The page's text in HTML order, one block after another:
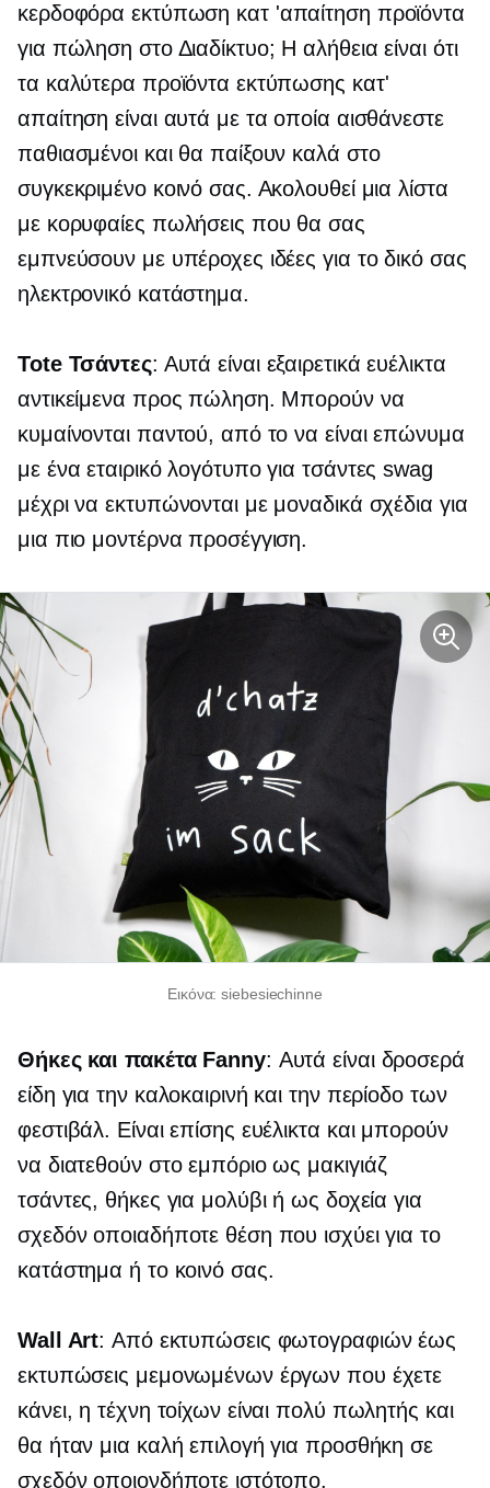
κερδοφόραεκτύπωση κατ 'απαίτηση προϊόντα
για πώληση στο Διαδίκτυο; Η αλήθεια είναι ότι
τα καλύτερα προϊόντα εκτύπωσης κατ'
απαίτηση είναι αυτά με τα οποία αισθάνεστε
παθιασμένοι και θα παίξουν καλά στο
συγκεκριμένο κοινό σας. Ακολουθεί μια λίστα
με κορυφαίες πωλήσεις που θα σας
εμπνεύσουν με υπέροχες ιδέες για το δικό σας
ηλεκτρονικό κατάστημα.
Tote Τσάντες: Αυτά είναι εξαιρετικά ευέλικτα
αντικείμενα προς πώληση. Μπορούν να
κυμαίνονται παντού, από το να είναι επώνυμα
με ένα εταιρικό λογότυπο για τσάντες swag
μέχρι να εκτυπώνονται με μοναδικά σχέδια για
μια πιο μοντέρνα προσέγγιση.
Εικόνα: siebesiechinne
Θήκες και πακέτα Fanny: Αυτά είναι δροσερά
είδη για την καλοκαιρινή και την περίοδο των
φεστιβάλ. Είναι επίσης ευέλικτα και μπορούν
να διατεθούν στο εμπόριο ως μακιγιάζ
τσάντες, θήκες για μολύβι ή ως δοχεία για
σχεδόν οποιαδήποτε θέση που ισχύει για το
κατάστημα ή το κοινό σας.
Wall Art: Από εκτυπώσεις φωτογραφιών έως
εκτυπώσεις μεμονωμένων έργων που έχετε
κάνει, η τέχνη τοίχων είναι πολύ πωλητής και
θα ήταν μια καλή επιλογή για προσθήκη σε
σχεδόν οποιονδήποτε ιστότοπο.